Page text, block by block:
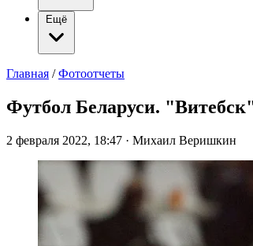
Ещё
Главная / Фотоотчеты
Футбол Беларуси.
2 февраля 2022, 18:47 · Михаил Веришкин